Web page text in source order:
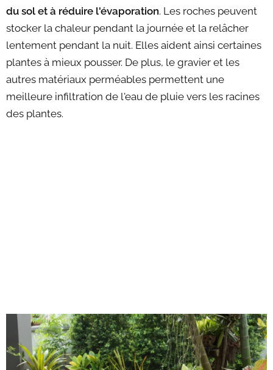
du sol et à réduire l'évaporation. Les roches peuvent
stocker la chaleur pendant la journée et la relâcher
lentement pendant la nuit. Elles aident ainsi certaines
plantes à mieux pousser. De plus, le gravier et les
autres matériaux perméables permettent une
meilleure infiltration de l'eau de pluie vers les racines
des plantes.